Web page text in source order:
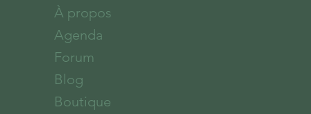
À propos
Agenda
Forum
Blog
Boutique